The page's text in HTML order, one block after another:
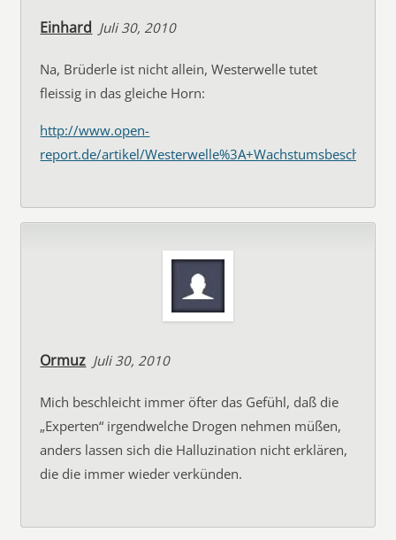
Einhard Juli 30, 2010
Na, Brüderle ist nicht allein, Westerwelle tutet
fleissig in das gleiche Horn:
http://www.open-
report.de/artikel/
Ormuz Juli 30, 2010
Mich beschleicht immer öfter das Gefühl, daß die
„Experten“ irgendwelche Drogen nehmen müßen,
anders lassen sich die Halluzination nicht erklären,
die die immer wieder verkünden.